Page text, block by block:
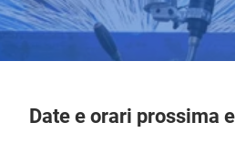
Date e orari prossima